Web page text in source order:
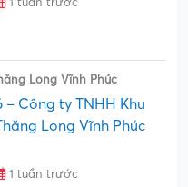
Long Vĩnh Phúc
– Công ty TNHH Khu
Long Vĩnh Phúc
1 tuần trước